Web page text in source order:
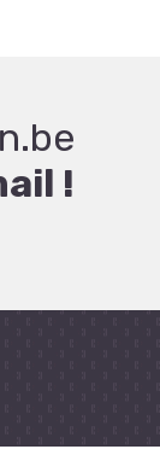
!